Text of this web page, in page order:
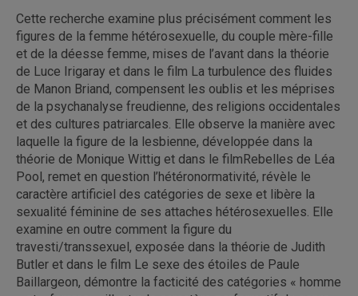
Cette recherche examine plus précisément comment les
figures de la femme hétérosexuelle, du couple mère-fille
et de la déesse femme, mises de l’avant dans la théorie
de Luce Irigaray et dans le film La turbulence des fluides
de Manon Briand, compensent les oublis et les méprises
de la psychanalyse freudienne, des religions occidentales
et des cultures patriarcales. Elle observe la manière avec
laquelle la figure de la lesbienne, développée dans la
théorie de Monique Wittig et dans le filmRebelles de Léa
Pool, remet en question l’hétéronormativité, révèle le
caractère artificiel des catégories de sexe et libère la
sexualité féminine de ses attaches hétérosexuelles. Elle
examine en outre comment la figure du
travesti/transsexuel, exposée dans la théorie de Judith
Butler et dans le film Le sexe des étoiles de Paule
Baillargeon, démontre la facticité des catégories « homme